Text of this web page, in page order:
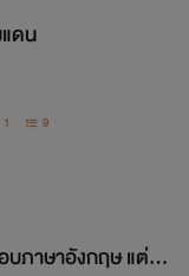
ดน
1 9
ภาษาอังกฤษ แต่ชอ